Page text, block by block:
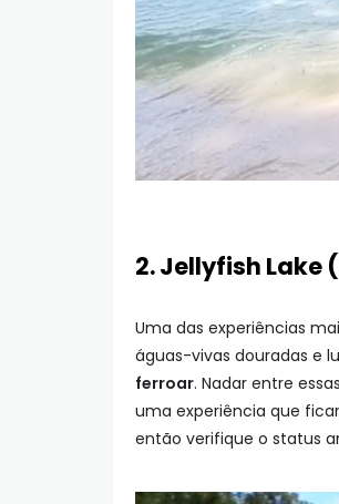
2. Jellyfish Lake
Uma das experiências
águas-vivas douradas e
ferroar. Nadar entre
uma experiência que
então verifique o status